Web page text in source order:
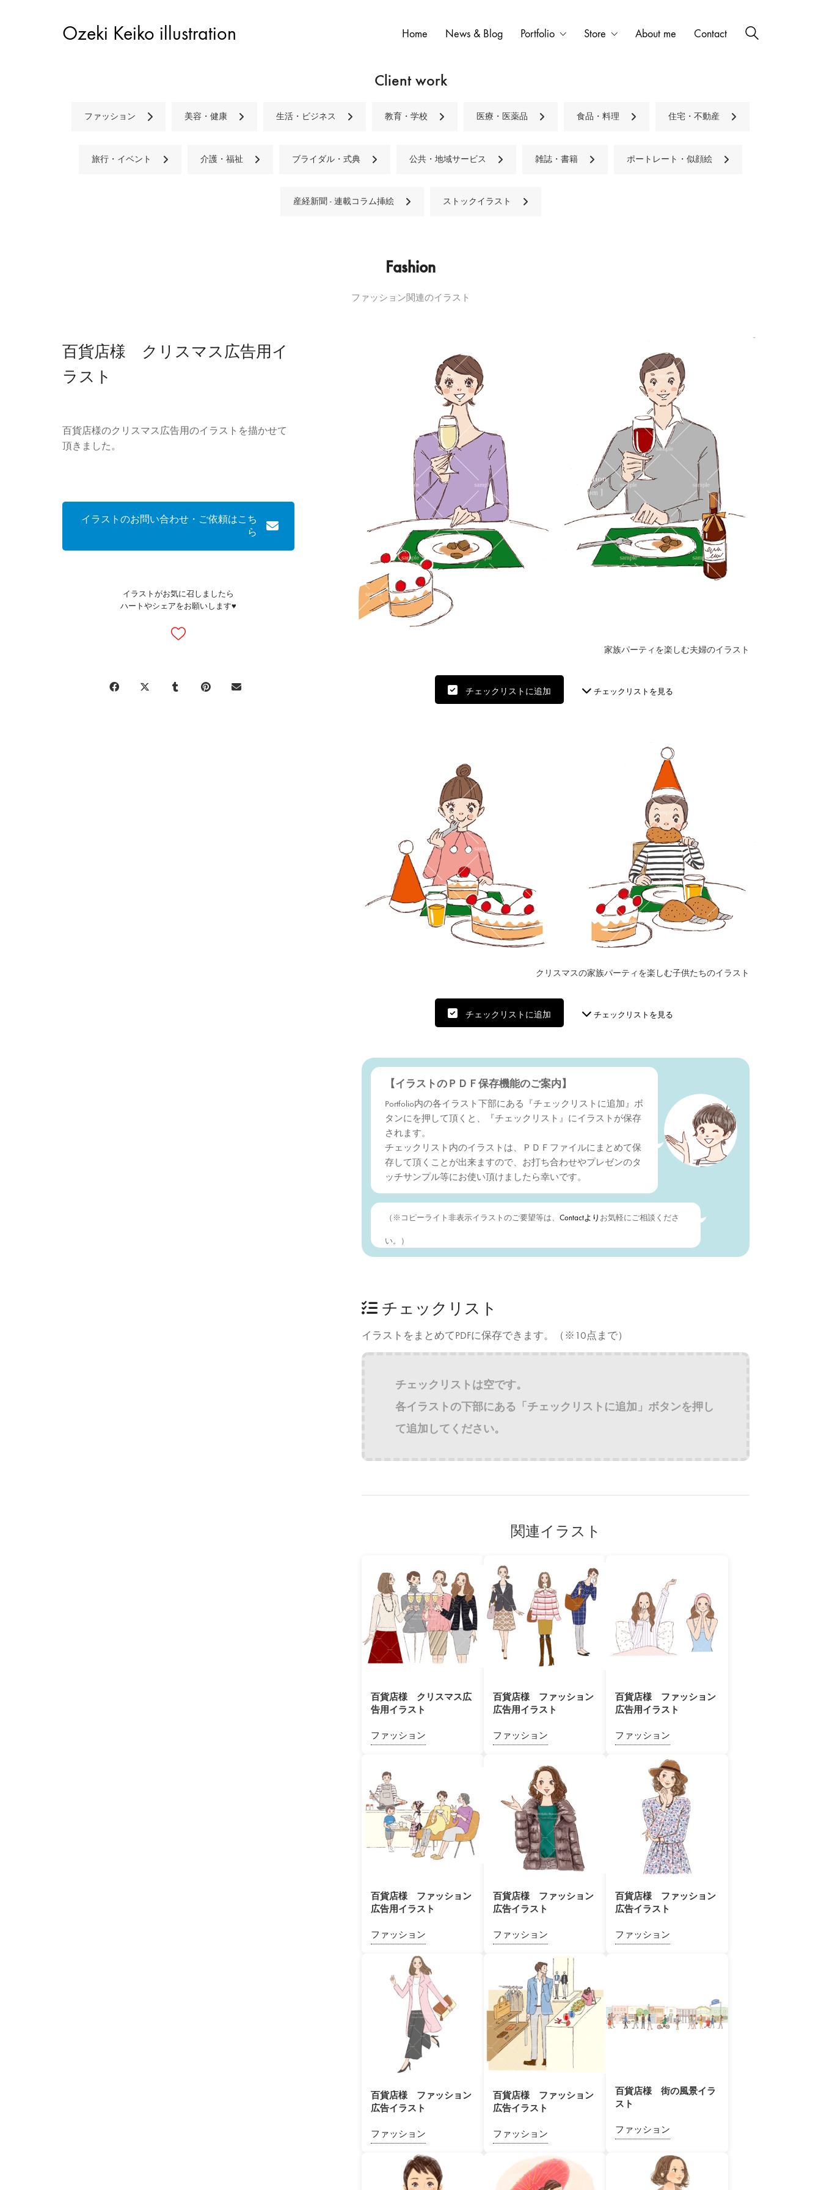
Ozeki Keiko illustration Home News & Blog Portfolio Store About me Contact
Client work
ファッション 美容・健康 生活・ビジネス 教育・学校 医療・医薬品 食品・料理 住宅・不動産
旅行・イベント 介護・福祉 ブライダル・式典 公共・地域サービス 雑誌・書籍 ポートレート・似顔絵
産経新聞 - 連載コラム挿絵 ストックイラスト
Fashion
ファッション関連のイラスト
百貨店様 クリスマス広告用イ
ラスト
百貨店様のクリスマス広告用のイラストを描かせて
頂きました。
イラストのお問い合わせ・ご依頼はこち
ら
イラストがお気に召しましたら
ハートやシェアをお願いします♥
家族パーティを楽しむ夫婦のイラスト
チェックリストに追加 チェックリストを見る
クリスマスの家族パーティを楽しむ子供たちのイラスト
チェックリストに追加 チェックリストを見る
【イラストのＰＤＦ保存機能のご案内】
Portfolio内の各イラスト下部にある『チェックリストに追加』ボ
タンにを押して頂くと、『チェックリスト』にイラストが保存
されます。
チェックリスト内のイラストは、ＰＤＦファイルにまとめて保
存して頂くことが出来ますので、お打ち合わせやプレゼンのタ
ッチサンプル等にお使い頂けましたら幸いです。
（※コピーライト非表示イラストのご要望等は、 Contactより お気軽にご相談くださ
い。）
チェックリスト
イラストをまとめてPDFに保存できます。（※10点まで）
チェックリストは空です。
各イラストの下部にある「チェックリストに追加」ボタンを押し
て追加してください。
関連イラスト
百貨店様 クリスマス広
告用イラスト
ファッション
百貨店様 ファッション
広告用イラスト
ファッション
百貨店様 ファッション
広告用イラスト
ファッション
百貨店様 ファッション
広告用イラスト
ファッション
百貨店様 ファッション
広告イラスト
ファッション
百貨店様 ファッション
広告イラスト
ファッション
百貨店様 ファッション
広告イラスト
ファッション
百貨店様 ファッション
広告イラスト
ファッション
百貨店様 街の風景イラ
スト
ファッション